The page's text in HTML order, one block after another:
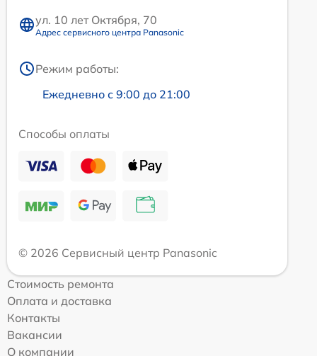
ул. 10 лет Октября, 70
Адрес сервисного центра Panasonic
Режим работы:
Ежедневно с 9:00 до 21:00
Способы оплаты
© 2026 Сервисный центр Panasonic
Стоимость ремонта
Оплата и доставка
Контакты
Вакансии
О компании